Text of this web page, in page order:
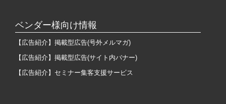
ベンダー様向け情報
【広告紹介】掲載型広告(号外メルマガ)
【広告紹介】掲載型広告(サイト内バナー)
【広告紹介】セミナー集客支援サービス